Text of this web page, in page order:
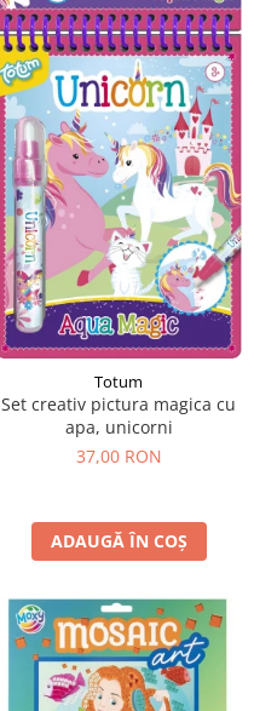
Totum
Set creativ pictura magica cu
apa, unicorni
37,00 RON
ADAUGĂ ÎN COȘ